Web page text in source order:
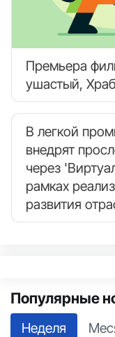
Премьера
ушастый,
В легкой
внедрят
через
рамках
развития
Популярные
Неделя